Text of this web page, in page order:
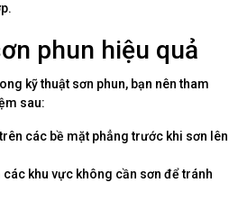
phun hiệu quả
kỹ thuật sơn phun, bạn nên tham
sau:
các bề mặt phẳng trước khi sơn lên
khu vực không cần sơn để tránh